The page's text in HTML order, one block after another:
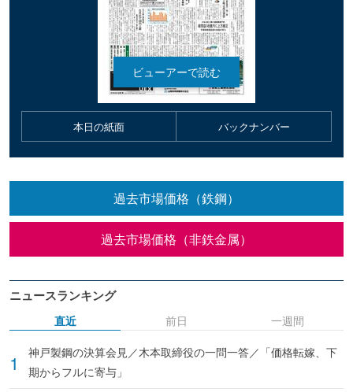
本日の紙面 バックナンバー
過去市場価格（鉄鋼）
過去市場価格（非鉄金属）
ニュースランキング
直近
神戸製鋼の決算会見／木本取締役の一問一答／「価格転嫁、下
期からフルに寄与」
前日 一週間